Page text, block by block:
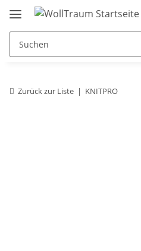
Zurück zur Liste KNITPRO